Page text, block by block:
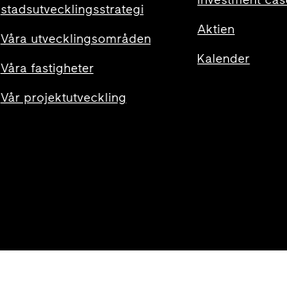
stadsutvecklingsstrategi
Våra utvecklingsområden
Våra fastigheter
Vår projektutveckling
Aktien
Kalender